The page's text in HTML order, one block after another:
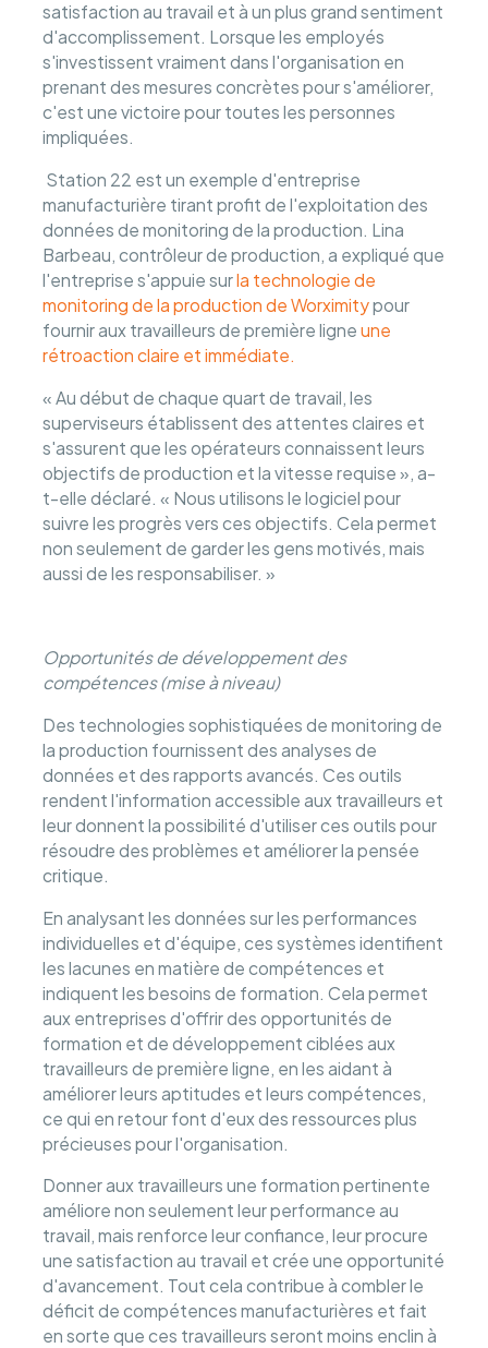
satisfaction au travail et à un plus grand sentiment
d'accomplissement. Lorsque les employés
s'investissent vraiment dans l'organisation en
prenant des mesures concrètes pour s'améliorer,
c'est une victoire pour toutes les personnes
impliquées.
Station 22 est un exemple d'entreprise
manufacturière tirant profit de l'exploitation des
données de monitoring de la production. Lina
Barbeau, contrôleur de production, a expliqué que
l'entreprise s'appuie surla technologie de
monitoring de la production de Worximitypour
fournir aux travailleurs de première ligneune
rétroaction claire et immédiate.
« Au début de chaque quart de travail, les
superviseurs établissent des attentes claires et
s'assurent que les opérateurs connaissent leurs
objectifs de production et la vitesse requise », a-
t-elle déclaré. « Nous utilisons le logiciel pour
suivre les progrès vers ces objectifs. Cela permet
non seulement de garder les gens motivés, mais
aussi de les responsabiliser. »
Opportunités de développement des
compétences (mise à niveau)
Des technologies sophistiquées de monitoring de
la production fournissent des analyses de
données et des rapports avancés. Ces outils
rendent l'information accessible aux travailleurs et
leur donnent la possibilité d'utiliser ces outils pour
résoudre des problèmes et améliorer la pensée
critique.
En analysant les données sur les performances
individuelles et d'équipe, ces systèmes identifient
les lacunes en matière de compétences et
indiquent les besoins de formation. Cela permet
aux entreprises d'offrir des opportunités de
formation et de développement ciblées aux
travailleurs de première ligne, en les aidant à
améliorer leurs aptitudes et leurs compétences,
ce qui en retour font d'eux des ressources plus
précieuses pour l'organisation.
Donner aux travailleurs une formation pertinente
améliore non seulement leur performance au
travail, mais renforce leur confiance, leur procure
une satisfaction au travail et crée une opportunité
d'avancement. Tout cela contribue à combler le
déficit de compétences manufacturières et fait
en sorte que ces travailleurs seront moins enclin à